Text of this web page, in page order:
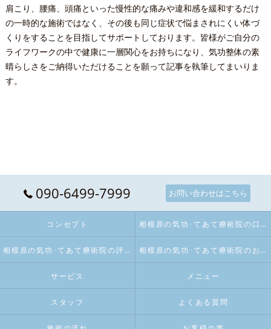
肩こり、腰痛、頭痛といった慢性的な痛みや違和感を緩和するだけ
の一時的な施術ではなく、その後も同じ症状で悩まされにくい体づ
くりをすることを目指してサポートしております。皆様がご自分の
ライフワークの中で健康に一層関心をお持ちになり、気功整体の素
晴らしさをご納得いただけることを願って記事を執筆してまいりま
す。
090-6499-7999 お問い合わせはこちら
コンセプト 相模原の気功･てあて療術院の口コミ情報
相模原の気功･てあて療術院の評判 相模原の気功･てあて療術院のお客様の声
サービス メニュー
スタッフ よくある質問